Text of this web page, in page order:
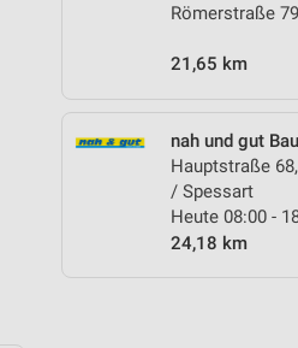
Römerstraße
21,65 km
nah und gut
Hauptstraße
/ Spessart
Heute 08:00 -
24,18 km